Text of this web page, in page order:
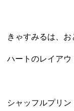
きゃすみるは、
ハートのレイア
シャッフルプリン